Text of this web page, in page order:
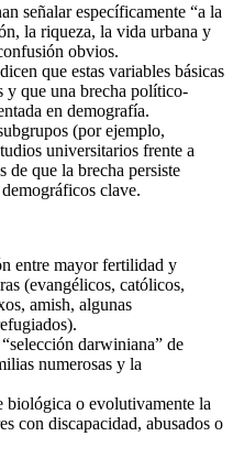
señalar específicamente “a la
la riqueza, la vida urbana y
obvios.
que estas variables básicas
y que una brecha político-
en demografía.
(por ejemplo,
universitarios frente a
de que la brecha persiste
clave.
entre mayor fertilidad y
(evangélicos, católicos,
amish, algunas
darwiniana” de
numerosas y la
biológica o evolutivamente la
con discapacidad, abusados o